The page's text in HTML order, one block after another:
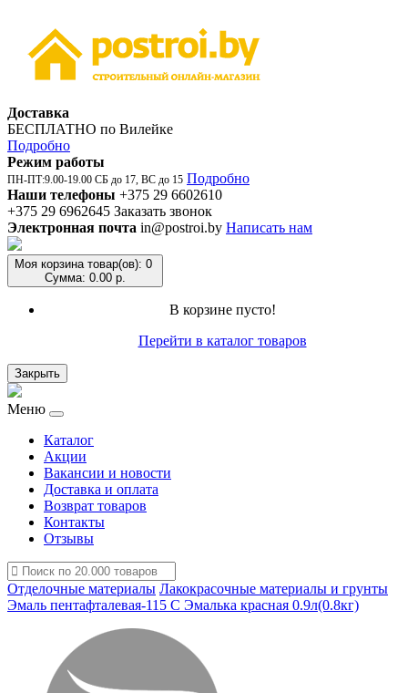
Доставка
БЕСПЛАТНО по Вилейке
Подробно
Режим работы
ПН-ПТ:9.00-19.00 СБ до 17, ВС до 15 Подробно
Наши телефоны +375 29 6602610
+375 29 6962645 Заказать звонок
Электронная почта in@postroi.by Написать нам
Моя корзина товар(ов): 0
Сумма: 0.00 р.
В корзине пусто!
Перейти в каталог товаров
Закрыть
Меню
Каталог
Акции
Вакансии и новости
Доставка и оплата
Возврат товаров
Контакты
Отзывы
Отделочные материалы Лакокрасочные материалы и грунты
Эмаль пентафталевая-115 С Эмалька красная 0.9л(0.8кг)